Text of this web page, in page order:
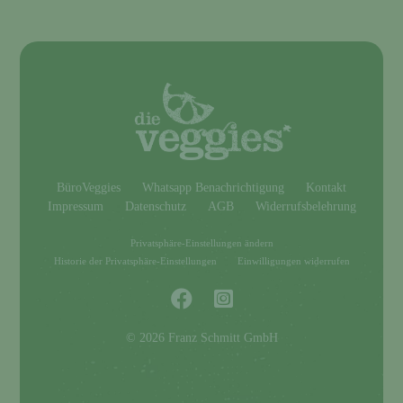
BüroVeggies Whatsapp Benachrichtigung
Kontakt
Impressum
Datenschutz AGB Widerrufsbelehrung
Privatsphäre-Einstellungen ändern
Historie der Privatsphäre-Einstellungen
Einwilligungen widerrufen
© 2026 Franz Schmitt GmbH